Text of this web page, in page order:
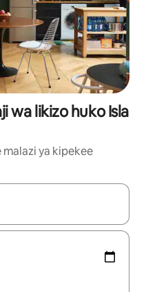
wa likizo huko Isla
malazi ya kipekee
kwa kutumia vitufe vya